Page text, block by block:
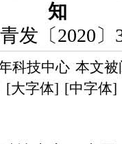
知
发〔2020〕
科技中心 本文被
[大字体] [中字体]